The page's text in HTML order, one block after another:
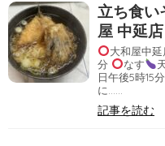
立ち食い
屋 中延
大和屋中延
分
なす
日午後5時15
に……
記事を読む